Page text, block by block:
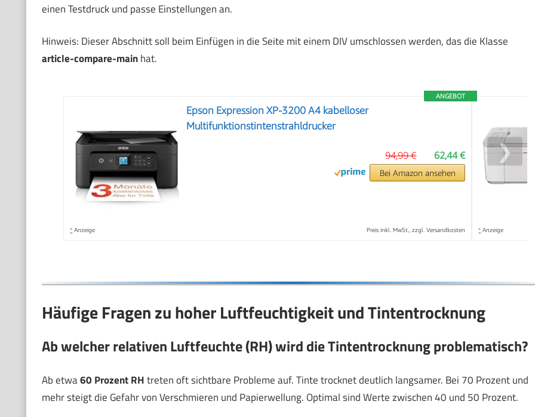
einen Testdruck und passe Einstellungen an.
Hinweis: Dieser Abschnitt soll beim Einfügen in die Seite mit einem DIV umschlossen werden, das die Klasse
article-compare-mainhat.
ANGEBOT
Epson Expression XP-3200 A4 kabelloser
Multifunktionstintenstrahldrucker
62,44 €
94,99 €
Bei Amazon ansehen
* Anzeige Preis inkl. MwSt., zzgl. Versandkosten * Anzeige
❯
Häufige Fragen zu hoher Luftfeuchtigkeit und Tintentrocknung
Ab welcher relativen Luftfeuchte (RH) wird die Tintentrocknung problematisch?
Ab etwa60 Prozent RHtreten oft sichtbare Probleme auf. Tinte trocknet deutlich langsamer. Bei 70 Prozent und
mehr steigt die Gefahr von Verschmieren und Papierwellung. Optimal sind Werte zwischen 40 und 50 Prozent.